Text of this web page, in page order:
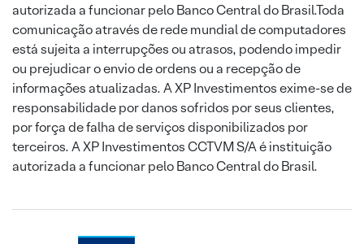
autorizada a funcionar pelo Banco Central do Brasil.Toda
comunicação através de rede mundial de computadores
está sujeita a interrupções ou atrasos, podendo impedir
ou prejudicar o envio de ordens ou a recepção de
informações atualizadas. A XP Investimentos exime-se de
responsabilidade por danos sofridos por seus clientes,
por força de falha de serviços disponibilizados por
terceiros. A XP Investimentos CCTVM S/A é instituição
autorizada a funcionar pelo Banco Central do Brasil.